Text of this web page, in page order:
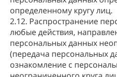
определенному кругу лиц.
2.12. Распространение
любые действия,
персональных данных
(передача персональных
ознакомление с